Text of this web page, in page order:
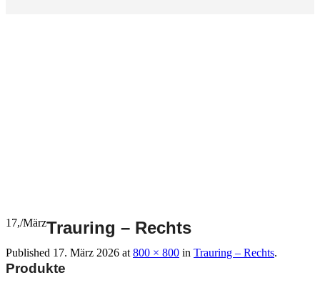
17,/MärzTrauring – Rechts
Published 17. März 2026 at 800 × 800 in Trauring – Rechts.
Produkte